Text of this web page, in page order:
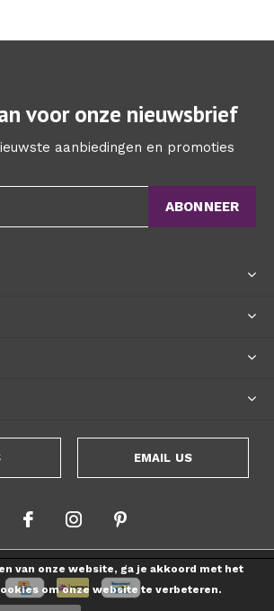
voor onze nieuwsbrief
aanbiedingen en promoties
ABONNEER
EMAIL US
van onze website, ga je akkoord met het
om onze website te verbeteren.